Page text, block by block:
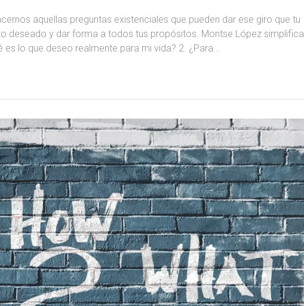
aquellas preguntas existenciales que pueden dar ese giro que tu
deseado y dar forma a todos tus propósitos. Montse López simplifica
es lo que deseo realmente para mi vida? 2. ¿Para…